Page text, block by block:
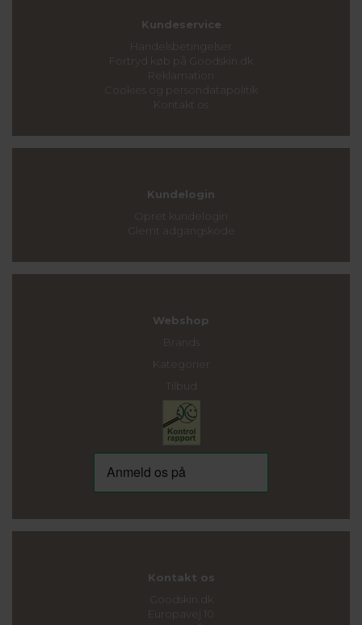
Kundeservice
Handelsbetingelser
Fortryd køb på Goodskin.dk
Reklamation
Cookies og persondatapolitik
Kontakt os
Kundelogin
Opret kundelogin
Glemt adgangskode
Webshop
Brands
Kategorier
Tilbud
Kontakt os
Goodskin.dk
Europavej 10